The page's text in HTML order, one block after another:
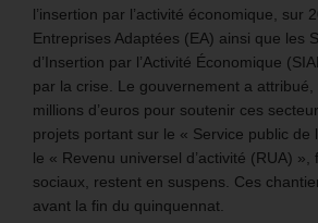
l’insertion par l’activité économique, sur
Entreprises Adaptées (EA) ainsi que les
d’Insertion par l’Activité Économique
par la crise. Le gouvernement a attribué,
millions d’euros pour soutenir ces
projets portant sur le « Service public de
le « Revenu universel d’activité (RUA) »,
sociaux, restent en suspens. Ces
avant la fin du quinquennat.